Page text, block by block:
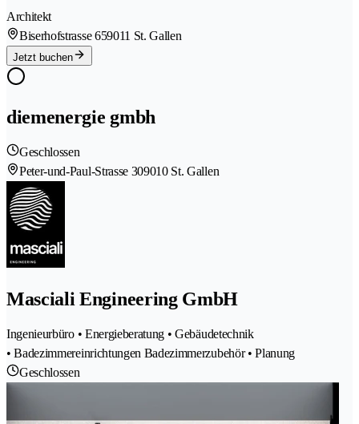
Architekt
Biserhofstrasse 659011 St. Gallen
Jetzt buchen
diemenergie gmbh
Geschlossen
Peter-und-Paul-Strasse 309010 St. Gallen
Masciali Engineering GmbH
Ingenieurbüro • Energieberatung • Gebäudetechnik
• Badezimmereinrichtungen Badezimmerzubehör • Planung
Geschlossen